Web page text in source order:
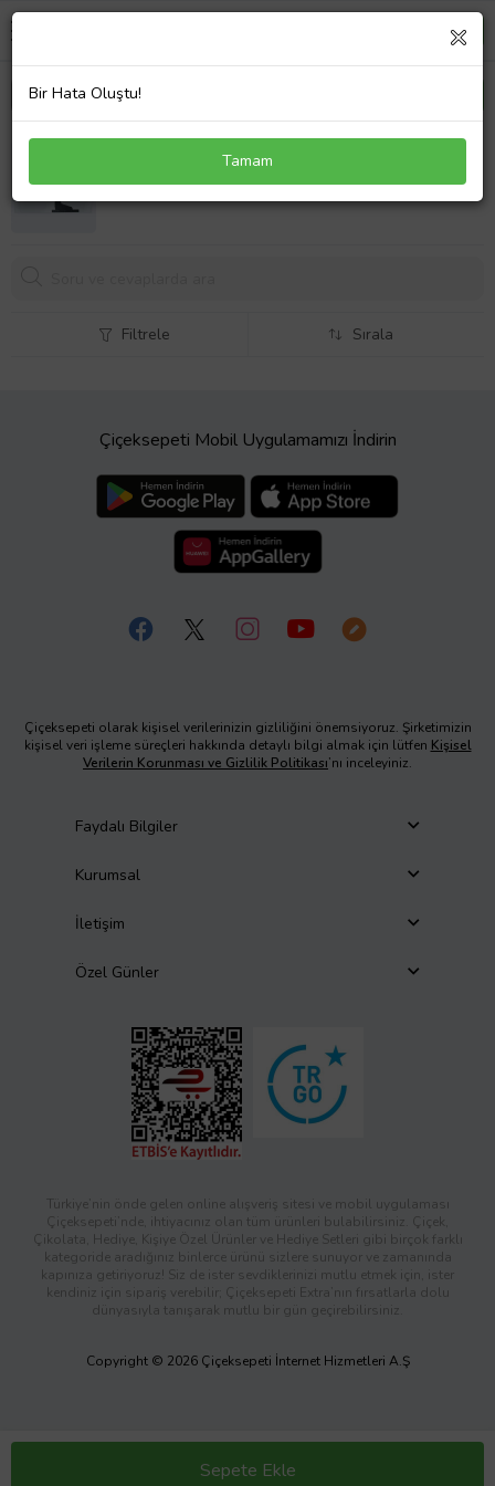
Toshiba Satellite C850-08K Klavye Türkçe Beyaz
972,88 TL
Sepete Ekle
Filtrele Sırala
Çiçeksepeti Mobil Uygulamamızı İndirin
Çiçeksepeti olarak kişisel verilerinizin gizliliğini önemsiyoruz. Şirketimizin
kişisel veri işleme süreçleri hakkında detaylı bilgi almak için lütfen Kişisel
Verilerin Korunması ve Gizlilik Politikası’nı inceleyiniz.
Faydalı Bilgiler
Kurumsal
İletişim
Özel Günler
Türkiye’nin önde gelen online alışveriş sitesi ve mobil uygulaması
Çiçeksepeti’nde, ihtiyacınız olan tüm ürünleri bulabilirsiniz. Çiçek,
Çikolata, Hediye, Kişiye Özel Ürünler ve Hediye Setleri gibi birçok farklı
kategoride aradığınız binlerce ürünü sizlere sunuyor ve zamanında
kapınıza getiriyoruz! Siz de ister sevdiklerinizi mutlu etmek için, ister
kendiniz için sipariş verebilir; Çiçeksepeti Extra’nın fırsatlarla dolu
dünyasıyla tanışarak mutlu bir gün geçirebilirsiniz.
Copyright © 2026 Çiçeksepeti İnternet Hizmetleri A.Ş
Bir Hata Oluştu!
Tamam